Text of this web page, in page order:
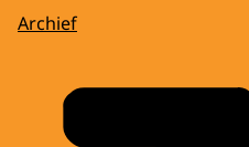
Archief